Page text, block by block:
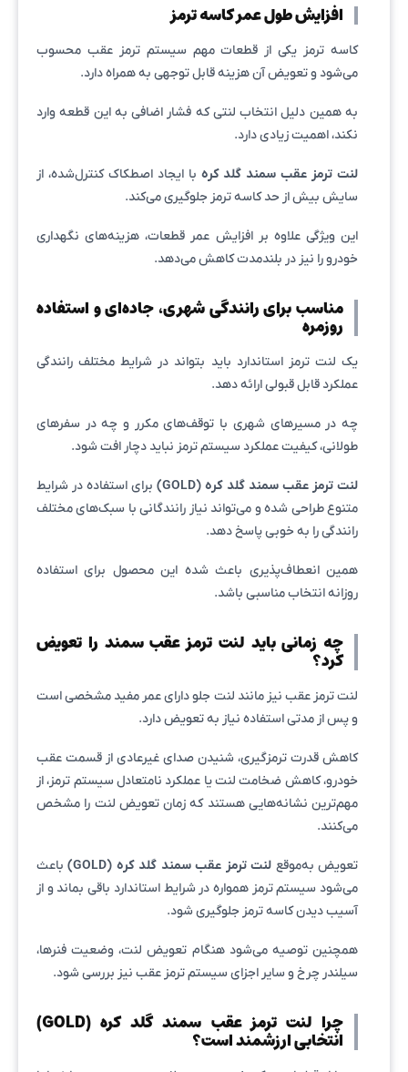
افزایش طول عمر کاسه ترمز
کاسه ترمز یکی از قطعات مهم سیستم ترمز عقب محسوب
می‌شود و تعویض آن هزینه قابل توجهی به همراه دارد.
به همین دلیل انتخاب لنتی که فشار اضافی به این قطعه وارد
نکند، اهمیت زیادی دارد.
لنت ترمز عقب سمند گلد کره با ایجاد اصطکاک کنترل‌شده، از
سایش بیش از حد کاسه ترمز جلوگیری می‌کند.
این ویژگی علاوه بر افزایش عمر قطعات، هزینه‌های نگهداری
خودرو را نیز در بلندمدت کاهش می‌دهد.
مناسب برای رانندگی شهری، جاده‌ای و استفاده
روزمره
یک لنت ترمز استاندارد باید بتواند در شرایط مختلف رانندگی
عملکرد قابل قبولی ارائه دهد.
چه در مسیرهای شهری با توقف‌های مکرر و چه در سفرهای
طولانی، کیفیت عملکرد سیستم ترمز نباید دچار افت شود.
لنت ترمز عقب سمند گلد کره (GOLD)
برای استفاده در شرایط
متنوع طراحی شده و می‌تواند نیاز رانندگانی با سبک‌های مختلف
رانندگی را به خوبی پاسخ دهد.
همین انعطاف‌پذیری باعث شده این محصول برای استفاده
روزانه انتخاب مناسبی باشد.
چه زمانی باید لنت ترمز عقب سمند را تعویض
کرد؟
لنت ترمز عقب نیز مانند لنت جلو دارای عمر مفید مشخصی است
و پس از مدتی استفاده نیاز به تعویض دارد.
کاهش قدرت ترمزگیری، شنیدن صدای غیرعادی از قسمت عقب
خودرو، کاهش ضخامت لنت یا عملکرد نامتعادل سیستم ترمز، از
مهم‌ترین نشانه‌هایی هستند که زمان تعویض لنت را مشخص
می‌کنند.
تعویض به‌موقع لنت ترمز عقب سمند گلد کره (GOLD)
باعث
می‌شود سیستم ترمز همواره در شرایط استاندارد باقی بماند و از
آسیب دیدن کاسه ترمز جلوگیری شود.
همچنین توصیه می‌شود هنگام تعویض لنت، وضعیت فنرها،
سیلندر چرخ و سایر اجزای سیستم ترمز عقب نیز بررسی شود.
چرا لنت ترمز عقب سمند گلد کره (GOLD)
انتخابی ارزشمند است؟